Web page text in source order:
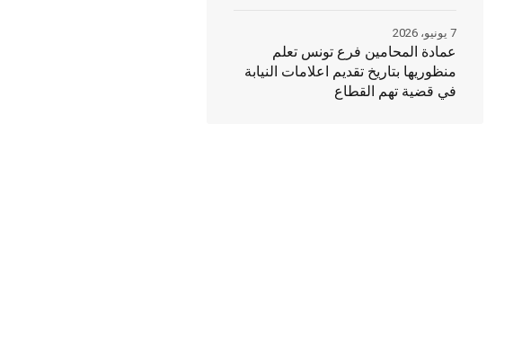
عمادة المحامين فرع تونس تعلم
منظوريها بتاريخ تقديم اعلامات النيابة
في قضية تهم القطاع
7 يونيو، 2026